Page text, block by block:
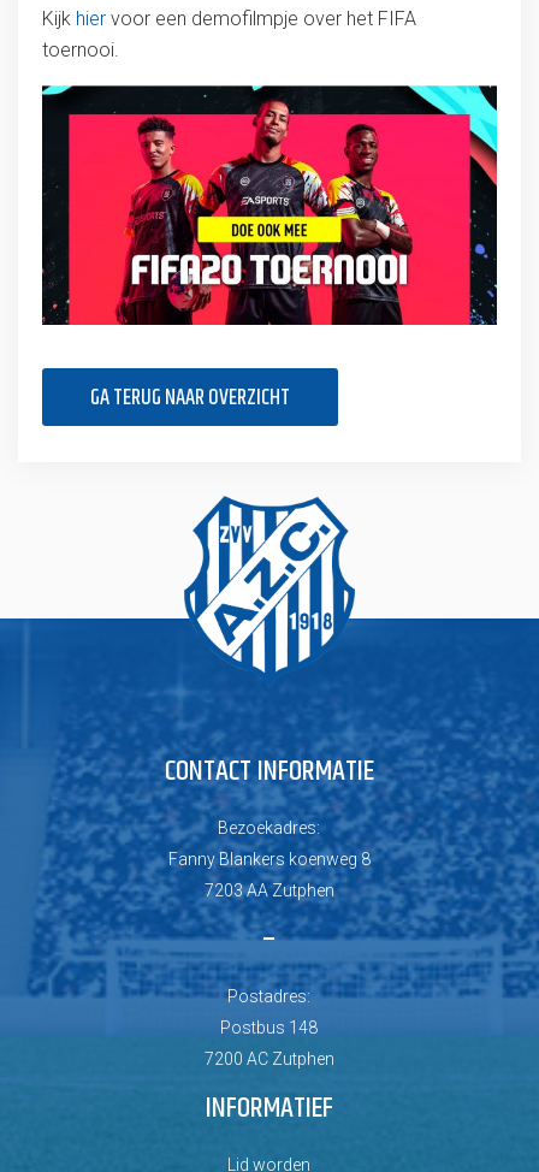
Kijk hiervoor een demofilmpje over het FIFA
toernooi.
GA TERUG NAAR OVERZICHT
CONTACT INFORMATIE
Bezoekadres:
Fanny Blankers koenweg 8
7203 AA Zutphen
–
Postadres:
Postbus 148
7200 AC Zutphen
INFORMATIEF
Lid worden